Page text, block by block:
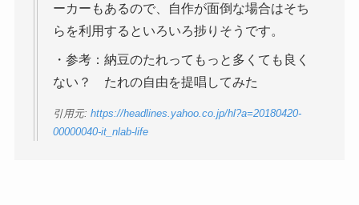
ーカーもあるので、自作が面倒な場合はそち
らを利用するといろいろ捗りそうです。
・参考：納豆のたれってもっと多くても良く
ない？ たれの自由を提唱してみた
引用元: https://headlines.yahoo.co.jp/hl?a=20180420-
00000040-it_nlab-life